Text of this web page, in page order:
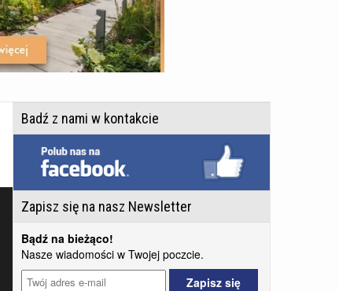
Badź z nami w kontakcie
Zapisz się na nasz Newsletter
Bądź na bieżąco!
Nasze wiadomości w Twojej poczcie.